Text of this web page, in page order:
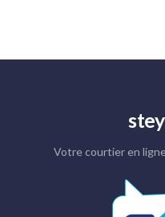
Votre courtier en